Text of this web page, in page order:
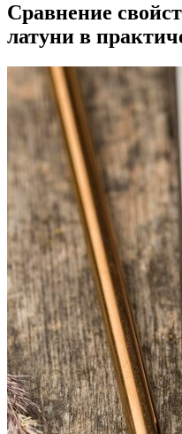
Сравнение
латуни в